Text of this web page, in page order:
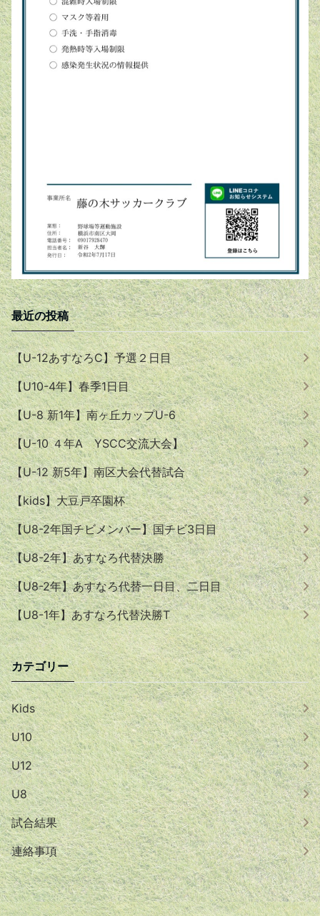
最近の投稿
【U-12あすなろC】予選２日目
【U10-4年】春季1日目
【U-8 新1年】南ヶ丘カップU-6
【U-10 ４年A YSCC交流大会】
【U-12 新5年】南区大会代替試合
【kids】大豆戸卒園杯
【U8-2年国チビメンバー】国チビ3日目
【U8-2年】あすなろ代替決勝
【U8-2年】あすなろ代替一日目、二日目
【U8-1年】あすなろ代替決勝T
カテゴリー
Kids
U10
U12
U8
試合結果
連絡事項